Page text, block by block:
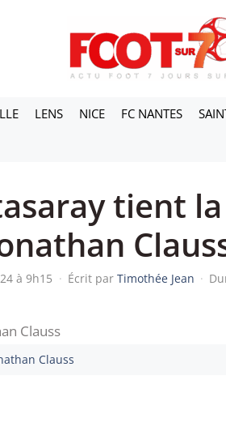
LENS NICE FC NANTES
tient la
à 9h15 · Écrit par Timothée Jean ·
Clauss